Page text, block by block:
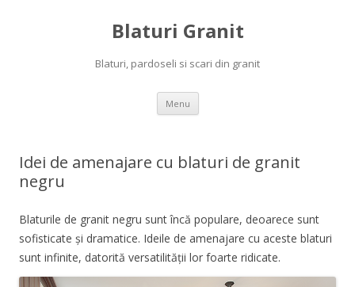
Blaturi Granit
Blaturi, pardoseli si scari din granit
Menu Skip to content
Idei de amenajare cu blaturi de granit
negru
Blaturile de granit negru sunt încă populare, deoarece sunt
sofisticate și dramatice. Ideile de amenajare cu aceste blaturi
sunt infinite, datorită versatilității lor foarte ridicate.